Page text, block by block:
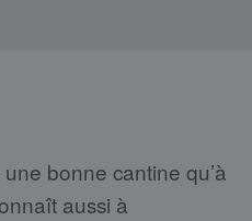
bonne cantine qu’à
aussi à